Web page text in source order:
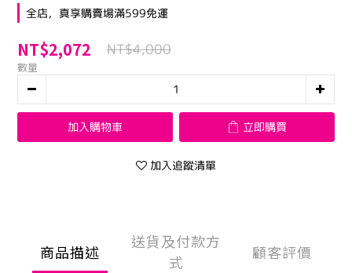
全店，真享購賣場滿599免運
NT$2,072 NT$4,000
數量
加入購物車 立即購買
加入追蹤清單
商品描述
送貨及付款方
式
顧客評價